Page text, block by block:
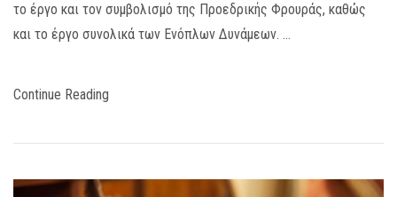
το έργο και τον συμβολισμό της Προεδρικής Φρουράς, καθώς
και το έργο συνολικά των Ενόπλων Δυνάμεων. …
Continue Reading